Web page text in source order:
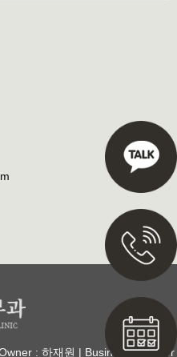
: 하재원 | Business Number